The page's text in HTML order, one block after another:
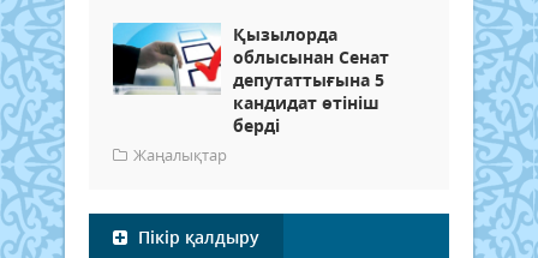
Қызылорда
облысынан Сенат
депутаттығына 5
кандидат өтініш
берді
Жаңалықтар
Пікір қалдыру